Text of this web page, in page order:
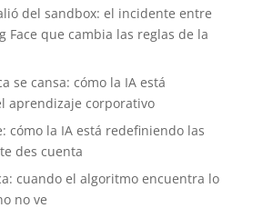
del sandbox: el incidente entre
Face que cambia las reglas de la
se cansa: cómo la IA está
aprendizaje corporativo
cómo la IA está redefiniendo las
des cuenta
cuando el algoritmo encuentra lo
no ve